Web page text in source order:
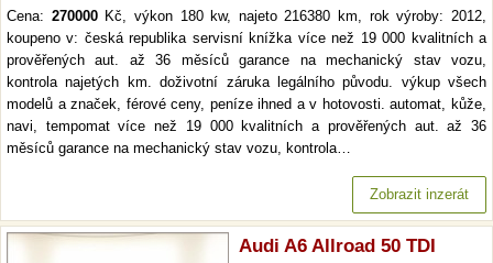
Cena: 270000Kč, výkon 180 kw, najeto 216380 km, rok výroby: 2012,
koupeno v: česká republika servisní knížka více než 19 000 kvalitních a
prověřených aut. až 36 měsíců garance na mechanický stav vozu,
kontrola najetých km. doživotní záruka legálního původu. výkup všech
modelů a značek, férové ceny, peníze ihned a v hotovosti. automat, kůže,
navi, tempomat více než 19 000 kvalitních a prověřených aut. až 36
měsíců garance na mechanický stav vozu, kontrola…
Zobrazit inzerát
Audi A6 Allroad 50 TDI